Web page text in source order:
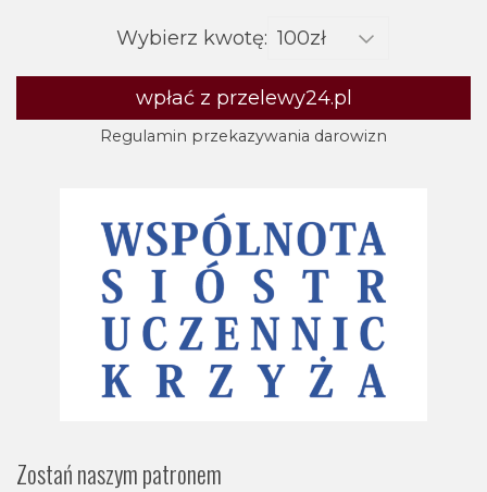
Wybierz kwotę:
wpłać z przelewy24.pl
Regulamin przekazywania darowizn
Zostań naszym patronem